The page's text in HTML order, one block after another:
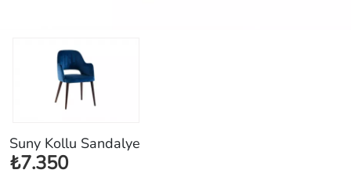
Suny Kollu Sandalye
₺7.350